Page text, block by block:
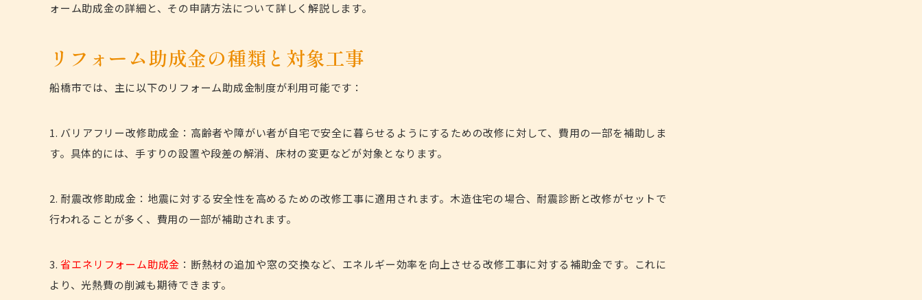
ォーム助成金の詳細と、その申請方法について詳しく解説します。
リフォーム助成金の種類と対象工事
船橋市では、主に以下のリフォーム助成金制度が利用可能です：
1. バリアフリー改修助成金：高齢者や障がい者が自宅で安全に暮らせるようにするための改修に対して、費用の一部を補助しま
す。具体的には、手すりの設置や段差の解消、床材の変更などが対象となります。
2. 耐震改修助成金 ：地震に対する安全性を高めるための改修工事に適用されます。木造住宅の場合、耐震診断と改修がセットで
行われることが多く、費用の一部が補助されます。
3.省エネリフォーム助成金 ：断熱材の追加や窓の交換など、エネルギー効率を向上させる改修工事に対する補助金です。これに
より、光熱費の削減も期待できます。